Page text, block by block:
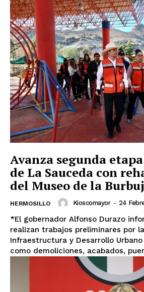
Avanza segunda
de La Sauceda con
del Museo de la
HERMOSILLO Kioscomayor - 24
*El gobernador Alfonso Durazo
realizan trabajos preliminares por
Infraestructura y Desarrollo
como demoliciones, acabados,